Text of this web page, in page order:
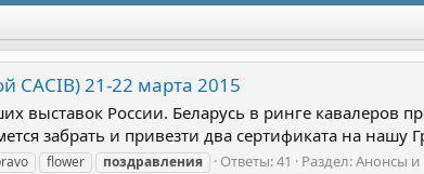
CACIB) 21-22 марта 2015
выставок России. Беларусь в ринге кавалеров
забрать и привезти два сертификата на
flower поздравления Ответы: 41 Раздел:Анонсы и